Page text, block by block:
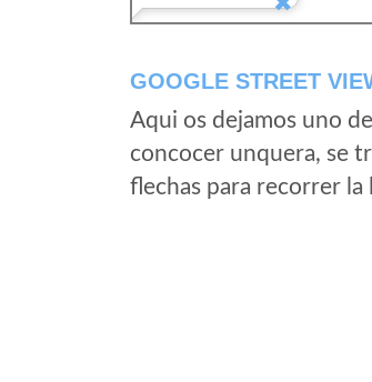
GOOGLE STREET
Aqui os dejamos uno
concocer unquera, se
flechas para recorrer la